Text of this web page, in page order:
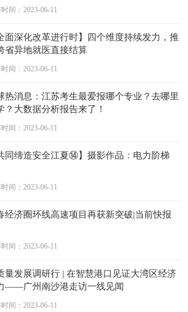
间：2023-06-11
面深化改革进行时】四个维度持续发力，推
省异地就医直接结算
间：2023-06-11
热消息：江苏考生最爱报哪个专业？去哪里
？大数据分析报告来了！
间：2023-06-11
同缔造安全江夏⑭】摄影作品：电力阶梯
间：2023-06-11
经济圈环线高速项目再获新突破|当前快报
间：2023-06-11
量发展调研行 | 在智慧港口见证大湾区经济
——广州南沙港走访一线见闻
间：2023-06-11